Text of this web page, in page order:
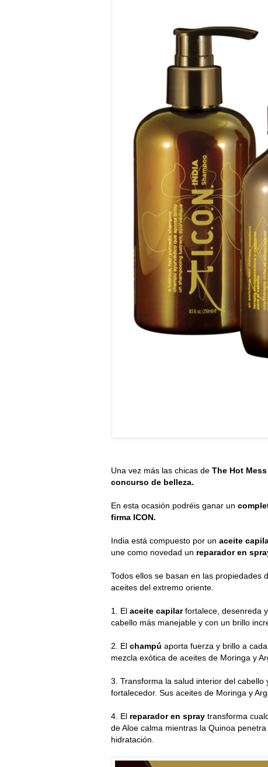
Una vez más las chicas de The Hot
concurso de belleza.
En esta ocasión podréis ganar un
firma ICON.
India está compuesto por un aceite
une como novedad un reparador en
Todos ellos se basan en las propiedades
aceites del extremo oriente.
1. El aceite capilarfortalece, desenreda
cabello más manejable y con un brillo
2. El champú aporta fuerza y brillo a
mezcla exótica de aceites de Moringa y
3. Transforma la salud interior del cabello
fortalecedor. Sus aceites de Moringa y
4. El reparador en spray transforma
de Aloe calma mientras la Quinoa
hidratación.